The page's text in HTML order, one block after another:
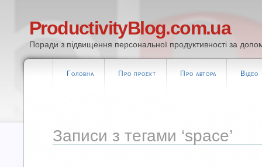
ProductivityBlog.com.ua
Поради з підвищення персональної продуктивності за
Головна Про проект Про автора Відео
Записи з тегами ‘space’